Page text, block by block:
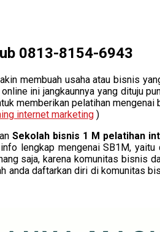
0813-8154-6943
membuah usaha atau bisnis
ini jangkaunnya yang dituju
memberikan pelatihan
internet marketing )
Sekolah bisnis 1 M pelatihan
lengkap mengenai SB1M, yaitu
saja, karena komunitas
anda daftarkan diri di komunitas